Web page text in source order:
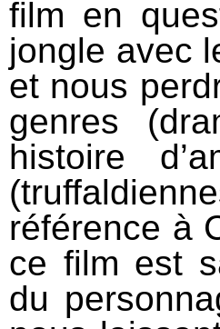
film en
jongle avec
et nous
genres
histoire
référence à
ce film est
du